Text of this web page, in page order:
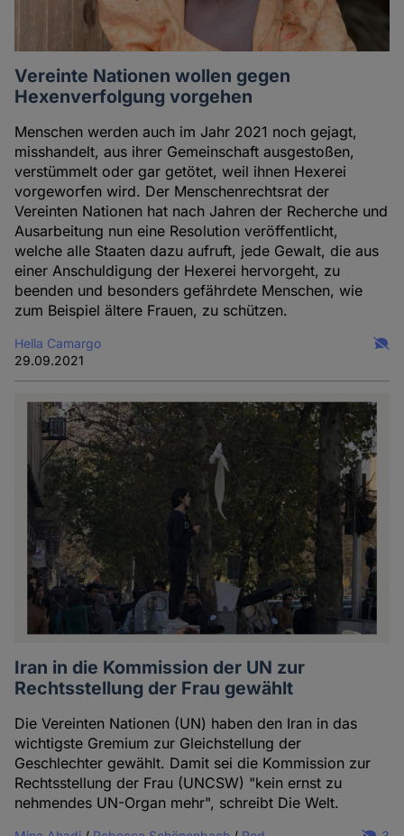
Vereinte Nationen wollen gegen
Hexenverfolgung vorgehen
Menschen werden auch im Jahr 2021 noch gejagt,
misshandelt, aus ihrer Gemeinschaft ausgestoßen,
verstümmelt oder gar getötet, weil ihnen Hexerei
vorgeworfen wird. Der Menschenrechtsrat der
Vereinten Nationen hat nach Jahren der Recherche und
Ausarbeitung nun eine Resolution veröffentlicht,
welche alle Staaten dazu aufruft, jede Gewalt, die aus
einer Anschuldigung der Hexerei hervorgeht, zu
beenden und besonders gefährdete Menschen, wie
zum Beispiel ältere Frauen, zu schützen.
Hella Camargo
29.09.2021
Iran in die Kommission der UN zur
Rechtsstellung der Frau gewählt
Die Vereinten Nationen (UN) haben den Iran in das
wichtigste Gremium zur Gleichstellung der
Geschlechter gewählt. Damit sei die Kommission zur
Rechtsstellung der Frau (UNCSW) "kein ernst zu
nehmendes UN-Organ mehr", schreibt Die Welt.